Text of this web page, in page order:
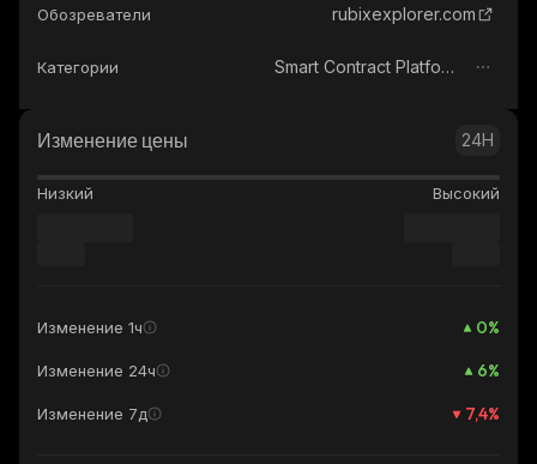
Обозреватели rubixexplorer.com
Категории Smart Contract Platform
Изменение цены 24H
Низкий Высокий
Изменение 1ч 0%
Изменение 24ч 6%
Изменение 7д 7,4%